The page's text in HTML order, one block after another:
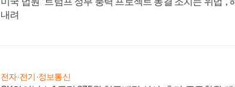
내려
전자·전기·정보통신